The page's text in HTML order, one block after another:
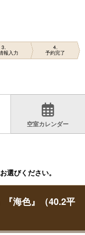
3
報入力
4
予約完了
空室カレンダー
選びください。
海色』（40.2平